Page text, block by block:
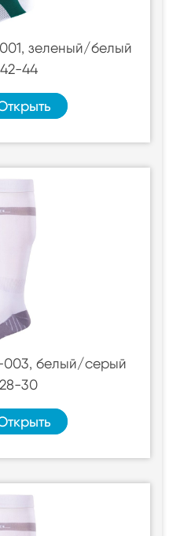
зеленый/белый
44
003, белый/серый
30